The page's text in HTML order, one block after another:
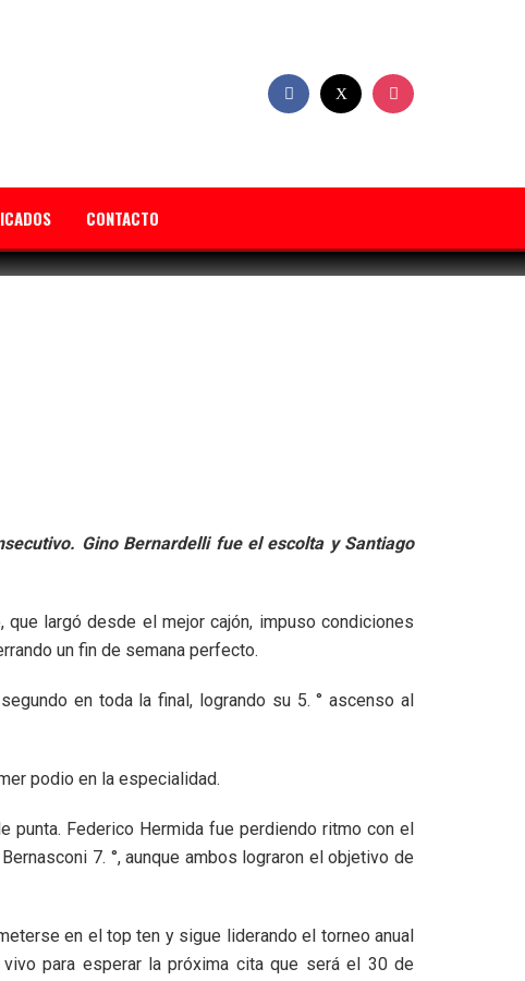
CONTACTO
Gino Bernardelli fue el escolta y Santiago
que largó desde el mejor cajón, impuso condiciones
un fin de semana perfecto.
en toda la final, logrando su 5. ° ascenso al
podio en la especialidad.
punta. Federico Hermida fue perdiendo ritmo con el
7. °, aunque ambos lograron el objetivo de
en el top ten y sigue liderando el torneo anual
para esperar la próxima cita que será el 30 de